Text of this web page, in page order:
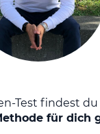
Test findest
für dich